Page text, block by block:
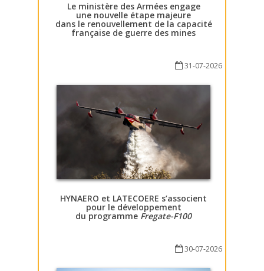
Le ministère des Armées engage
une nouvelle étape majeure
dans le renouvellement de la capacité
française de guerre des mines
31-07-2026
HYNAERO et LATECOERE s’associent
pour le développement
du programme Fregate-F100
30-07-2026